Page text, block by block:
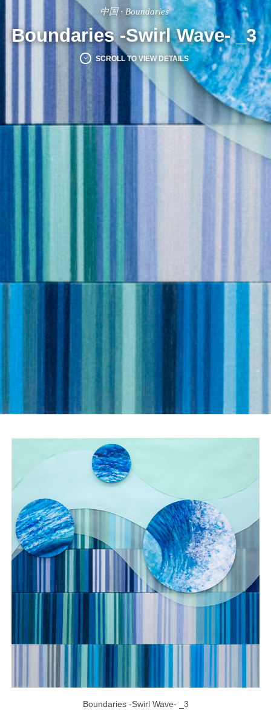
中国· Boundaries
Boundaries -Swirl Wave- _3
SCROLL TO VIEW DETAILS
Boundaries -Swirl Wave- _3